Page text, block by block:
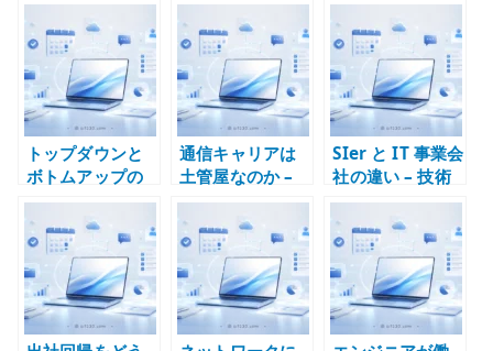
te
r
トップダウンと
ボトムアップの
考え方 – 設計と
現場理解の両方
が必要になる理
由
通信キャリアは
土管屋なのか –
ネットワーク事
業者に求められ
る技術責任
SIer と IT 事業会
社の違い – 技術
経験を積める環
境はどちらか